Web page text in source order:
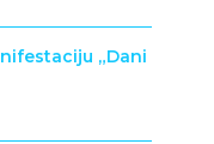
„Dani